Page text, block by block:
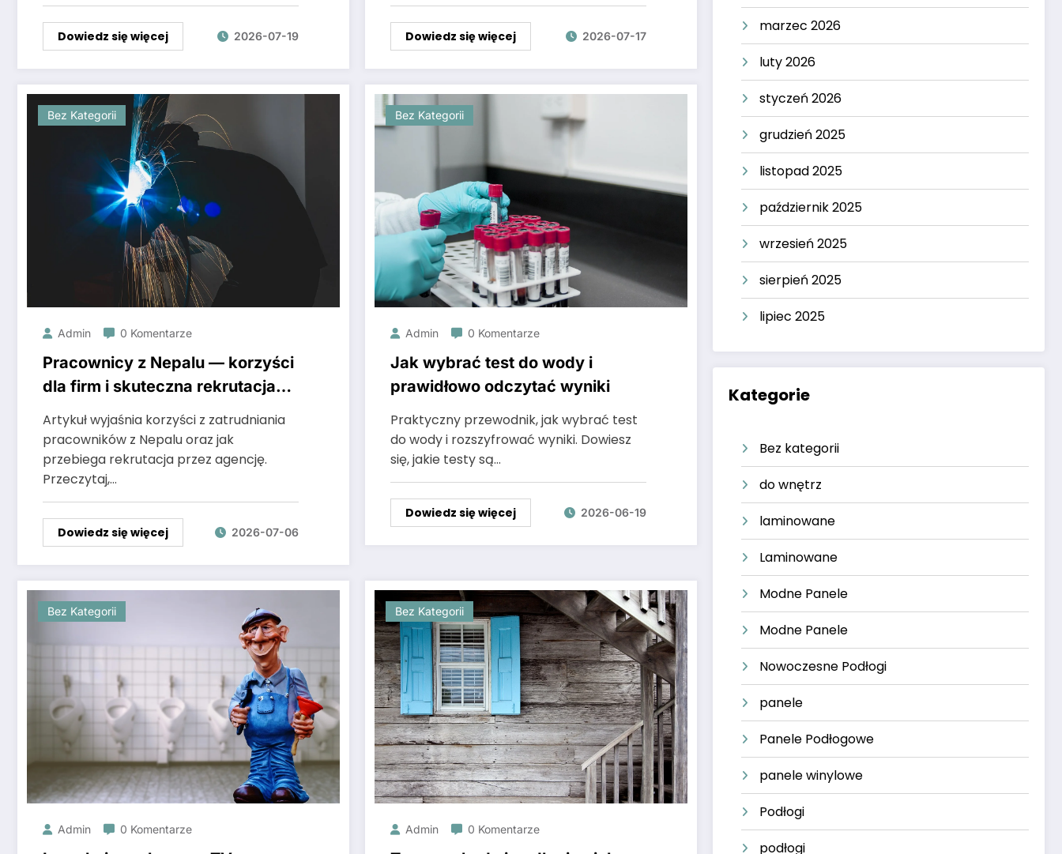
Dowiedz się więcej 2026-07-19 Dowiedz się więcej 2026-07-17
Bez Kategorii
Admin 0 Komentarze
Pracownicy z Nepalu — korzyści
dla firm i skuteczna rekrutacja
przez agencję
Artykuł wyjaśnia korzyści z zatrudniania
pracowników z Nepalu oraz jak
przebiega rekrutacja przez agencję.
Przeczytaj,…
Dowiedz się więcej 2026-07-06
Bez Kategorii
Admin 0 Komentarze
Jak wybrać test do wody i
prawidłowo odczytać wyniki
Praktyczny przewodnik, jak wybrać test
do wody i rozszyfrować wyniki. Dowiesz
się, jakie testy są…
Dowiedz się więcej 2026-06-19
Bez Kategorii
Admin 0 Komentarze
Bez Kategorii
Admin 0 Komentarze
marzec 2026
luty 2026
styczeń 2026
grudzień 2025
listopad 2025
październik 2025
wrzesień 2025
sierpień 2025
lipiec 2025
Kategorie
Bez kategorii
do wnętrz
laminowane
Laminowane
Modne Panele
Modne Panele
Nowoczesne Podłogi
panele
Panele Podłogowe
panele winylowe
Podłogi
podłogi